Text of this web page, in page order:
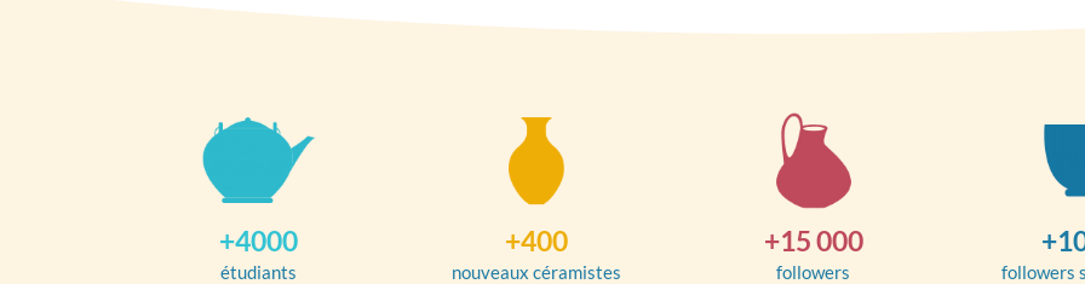
+4000
étudiants
+400
nouveaux céramistes
+15 000
followers
followers